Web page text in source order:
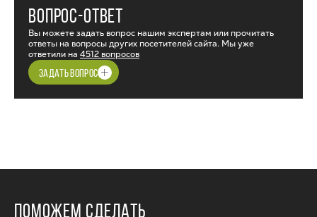
ВОПРОС-ОТВЕТ
Вы можете задать вопрос нашим экспертам или прочитать
ответы на вопросы других посетителей сайта. Мы уже
ответили на 4512 вопросов
ЗАДАТЬ ВОПРОС
ПОМОЖЕМ СДЕЛАТЬ